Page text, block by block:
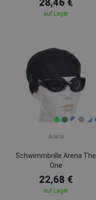
auf Lager
Arena
Schwimmbrille Arena The
One
22,68 €
auf Lager